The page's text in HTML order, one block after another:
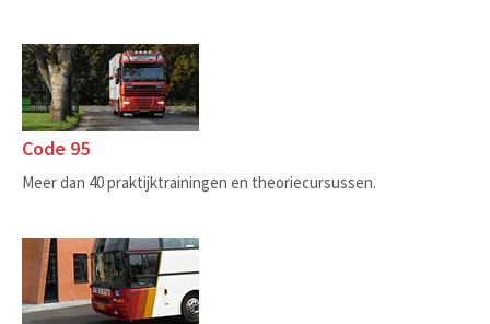
Code 95
Meer dan 40 praktijktrainingen en theoriecursussen.